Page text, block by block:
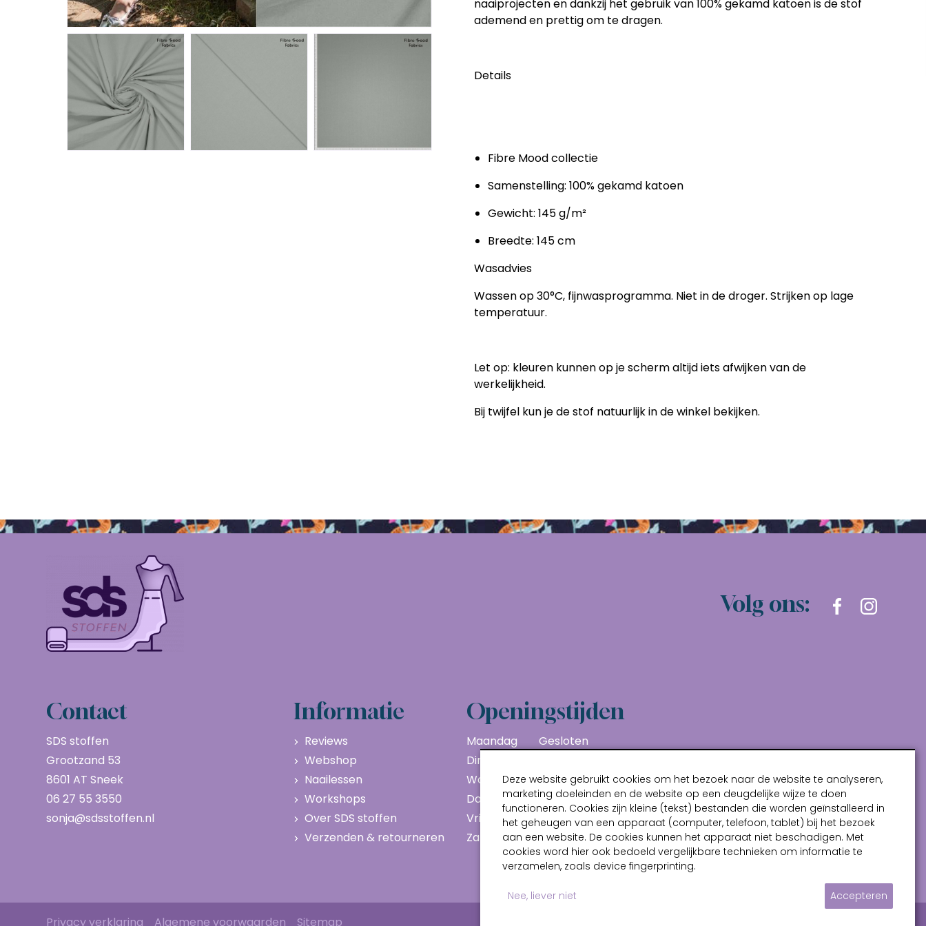
naaiprojecten en dankzij het gebruik van 100% gekamd katoen is de stof
ademend en prettig om te dragen.
Details
Fibre Mood collectie
Samenstelling: 100% gekamd katoen
Gewicht: 145 g/m²
Breedte: 145 cm
Wasadvies
Wassen op 30°C, fijnwasprogramma. Niet in de droger. Strijken op lage
temperatuur.
Let op: kleuren kunnen op je scherm altijd iets afwijken van de
werkelijkheid.
Bij twijfel kun je de stof natuurlijk in de winkel bekijken.
Volg ons:
Contact
SDS stoffen
Grootzand 53
8601 AT Sneek
06 27 55 3550
sonja@sdsstoffen.nl
Informatie
Reviews
Webshop
Naailessen
Workshops
Over SDS stoffen
Verzenden & retourneren
Openingstijden
Maandag
Gesloten
Dinsdag
Woensdag
10:00 - 17:00
Donderdag
10:00 - 17:00
Vrijdag
10:00 - 17:00
Zaterdag
10:00 - 17:00
Privacy verklaring Algemene voorwaarden Sitemap
Deze website gebruikt cookies om het bezoek naar de website te analyseren,
marketing doeleinden en de website op een deugdelijke wijze te doen
functioneren. Cookies zijn kleine (tekst) bestanden die worden geïnstalleerd in
het geheugen van een apparaat (computer, telefoon, tablet) bij het bezoek
aan een website. De cookies kunnen het apparaat niet beschadigen. Met
cookies word hier ook bedoeld vergelijkbare technieken om informatie te
verzamelen, zoals device fingerprinting.
Nee, liever niet Accepteren